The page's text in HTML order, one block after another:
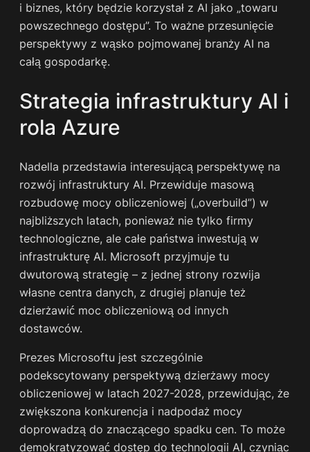
i biznes, który będzie korzystał z AI jako „towaru
powszechnego dostępu”. To ważne przesunięcie
perspektywy z wąsko pojmowanej branży AI na
całą gospodarkę.
Strategia infrastruktury AI i
rola Azure
Nadella przedstawia interesującą perspektywę na
rozwój infrastruktury AI. Przewiduje masową
rozbudowę mocy obliczeniowej („overbuild”) w
najbliższych latach, ponieważ nie tylko firmy
technologiczne, ale całe państwa inwestują w
infrastrukturę AI. Microsoft przyjmuje tu
dwutorową strategię – z jednej strony rozwija
własne centra danych, z drugiej planuje też
dzierżawić moc obliczeniową od innych
dostawców.
Prezes Microsoftu jest szczególnie
podekscytowany perspektywą dzierżawy mocy
obliczeniowej w latach 2027-2028, przewidując, że
zwiększona konkurencja i nadpodaż mocy
doprowadzą do znaczącego spadku cen. To może
demokratyzować dostęp do technologii AI, czyniąc